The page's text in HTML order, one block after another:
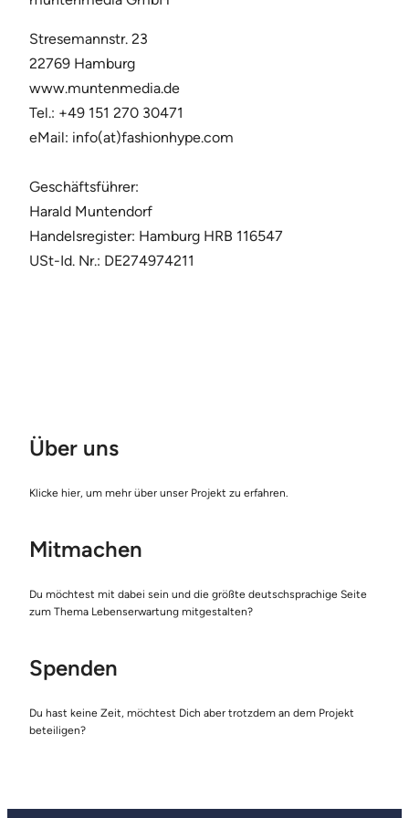
Stresemannstr. 23
22769 Hamburg
www.muntenmedia.de
Tel.: +49 151 270 30471
eMail: info(at)fashionhype.com
Geschäftsführer:
Harald Muntendorf
Handelsregister: Hamburg HRB 116547
USt-Id. Nr.: DE274974211
Über uns
Klicke hier, um mehr über unser Projekt zu erfahren.
Mitmachen
Du möchtest mit dabei sein und die größte deutschsprachige Seite
zum Thema Lebenserwartung mitgestalten?
Spenden
Du hast keine Zeit, möchtest Dich aber trotzdem an dem Projekt
beteiligen?